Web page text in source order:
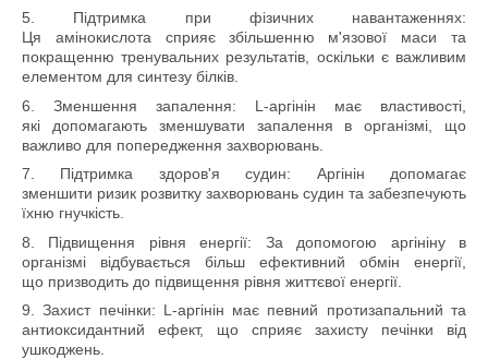
5. Підтримка при фізичних навантаженнях:
Ця амінокислота сприяє збільшенню м'язової маси та
покращенню тренувальних результатів, оскільки є важливим
елементом для синтезу білків.
6. Зменшення запалення: L-аргінін має властивості,
які допомагають зменшувати запалення в організмі, що
важливо для попередження захворювань.
7. Підтримка здоров'я судин: Аргінін допомагає
зменшити ризик розвитку захворювань судин та забезпечують
їхню гнучкість.
8. Підвищення рівня енергії: За допомогою аргініну в
організмі відбувається більш ефективний обмін енергії,
що призводить до підвищення рівня життєвої енергії.
9. Захист печінки: L-аргінін має певний протизапальний та
антиоксидантний ефект, що сприяє захисту печінки від
ушкоджень.